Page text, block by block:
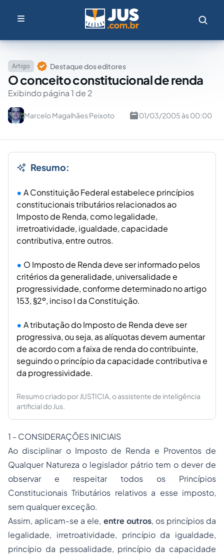
Artigo Destaque dos editores
O conceito constitucional de renda
Exibindo página 1 de 2
Marcelo Magalhães Peixoto 01/03/2005 às 00:00
Resumo:
A Constituição Federal estabelece princípios
constitucionais tributários relacionados ao
Imposto de Renda, como legalidade,
irretroatividade, igualdade, capacidade
contributiva, entre outros.
O Imposto de Renda deve ser informado pelos
critérios da generalidade, universalidade e
progressividade, conforme determinado no artigo
153, §2º, inciso I da Constituição.
A tributação do Imposto de Renda deve ser
progressiva, ou seja, as alíquotas devem aumentar
de acordo com a faixa de renda do contribuinte,
seguindo o princípio da capacidade contributiva e
da progressividade.
Resumo criado por JUSTICIA, o assistente de inteligência
artificial do Jus.
1 - CONSIDERAÇÕES INICIAIS
Ao disciplinar o Imposto de Renda e Proventos de
Qualquer Natureza o legislador pátrio tem o dever de
observar e respeitar todos os Princípios
Constitucionais Tributários relativos a esse imposto,
sem qualquer exceção.
Assim, aplicam-se a ele, entre outros, os princípios da
legalidade, irretroatividade, princípio da igualdade,
princípio da pessoalidade, princípio da capacidade